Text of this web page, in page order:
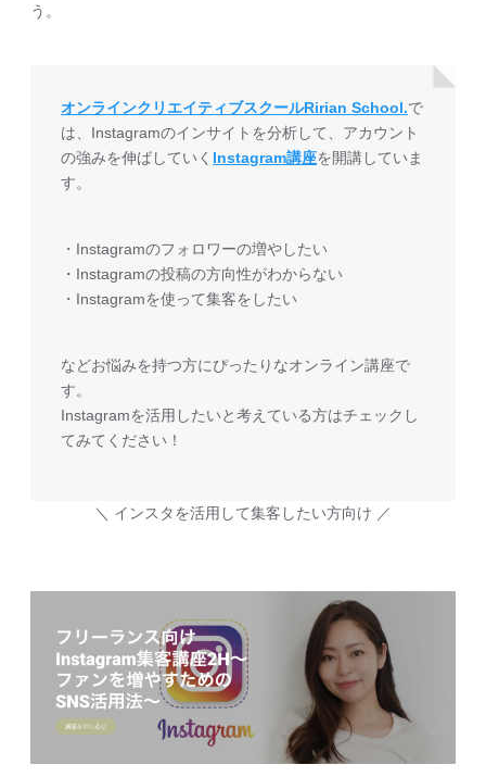
う。
オンラインクリエイティブスクールRirian School.で
は、Instagramのインサイトを分析して、アカウント
の強みを伸ばしていく Instagram講座を開講していま
す。
・Instagramのフォロワーの増やしたい
・Instagramの投稿の方向性がわからない
・Instagramを使って集客をしたい
などお悩みを持つ方にぴったりなオンライン講座で
す。
Instagramを活用したいと考えている方はチェックし
てみてください！
＼ インスタを活用して集客したい方向け ／